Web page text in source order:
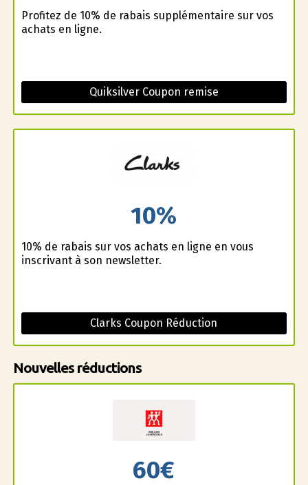
Profitez de 10% de rabais supplémentaire sur vos
achats en ligne.
Quiksilver Coupon remise
10%
10% de rabais sur vos achats en ligne en vous
inscrivant à son newsletter.
Clarks Coupon Réduction
Nouvelles réductions
60€